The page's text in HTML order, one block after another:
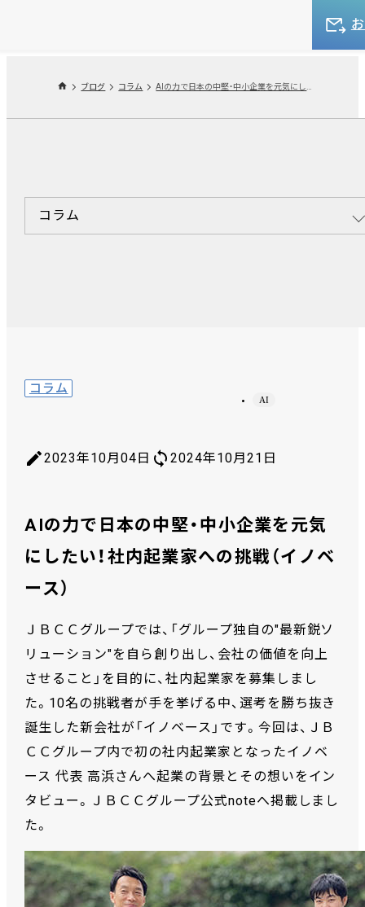
ブログ コラム
コラム
コラム
AI
2023年10月04日 2024年10月21日
AIの力で日本の中堅・中小企業を元気
にしたい！社内起業家への挑戦（イノベ
ース）
ＪＢＣＣグループでは、「グループ独自の"最新鋭ソ
リューション"を自ら創り出し、会社の価値を向上
させること」を目的に、社内起業家を募集しまし
た。10名の挑戦者が手を挙げる中、選考を勝ち抜き
誕生した新会社が「イノベース」です。今回は、ＪＢ
ＣＣグループ内で初の社内起業家となったイノベ
ース 代表 高浜さんへ起業の背景とその想いをイン
タビュー。ＪＢＣＣグループ公式noteへ掲載しまし
た。